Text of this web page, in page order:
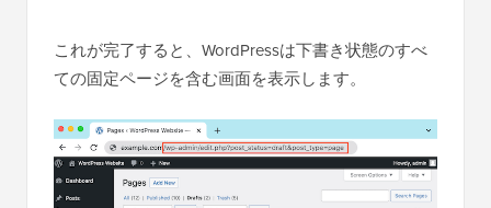
これが完了すると、WordPressは下書き状態のすべ
ての固定ページを含む画面を表示します。